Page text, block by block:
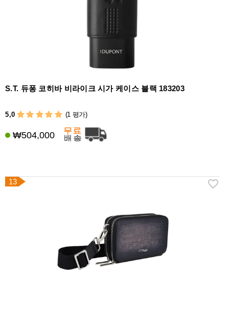
S.T. 듀퐁 코히바 비라이크 시가 케이스 블랙 183203
5,0 (1 평가)
₩504,000
13